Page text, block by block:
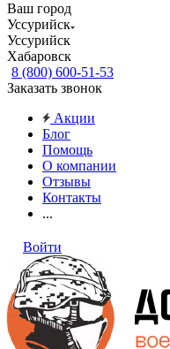
Ваш город
Уссурийск
Уссурийск
Хабаровск
8 (800) 600-51-53
Заказать звонок
Акции
Блог
Помощь
О компании
Отзывы
Контакты
...
Войти